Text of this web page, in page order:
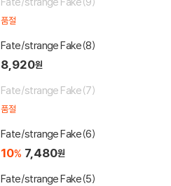
품절
Fate/strange Fake(8)
8,920원
Fate/strange Fake(7)
품절
Fate/strange Fake(6)
10% 7,480원
Fate/strange Fake(5)